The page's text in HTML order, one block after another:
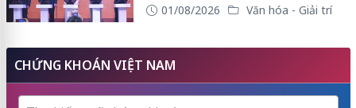
01/08/2026 Văn hóa - Giải trí
CHỨNG KHOÁN VIỆT NAM